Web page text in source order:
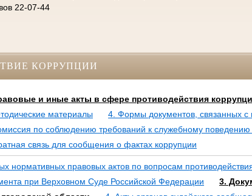
22-07-44
КОРРУПЦИИ
и иные акты в сфере противодействия
материалы
4. Формы документов, связанных с
по соблюдению требований к служебному
связь для сообщения о фактах коррупции
нормативных правовых актов по вопросам
при Верховном Суде Российской Федерации
3.